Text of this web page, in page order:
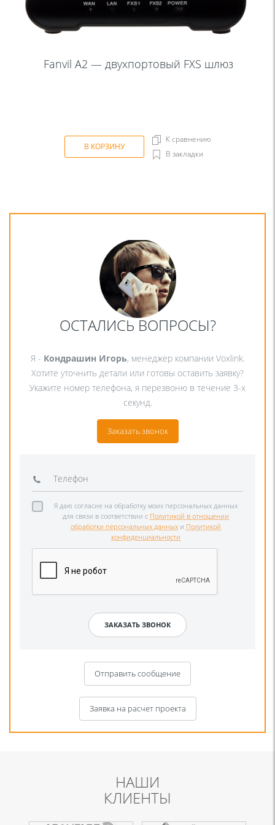
Fanvil A2 — двухпортовый FXS шлюз
В КОРЗИНУ
К сравнению
В закладки
ОСТАЛИСЬ ВОПРОСЫ?
Я - Кондрашин Игорь, менеджер компании Voxlink.
Хотите уточнить детали или готовы оставить заявку?
Укажите номер телефона, я перезвоню в течение 3-х
секунд.
Заказать звонок
Я даю согласие на обработку моих персональных данных
для связи в соответствии с Политикой в отношении
обработки персональных данных и Политикой
конфиденциальности
Отправить сообщение
Заявка на расчет проекта
НАШИ
КЛИЕНТЫ